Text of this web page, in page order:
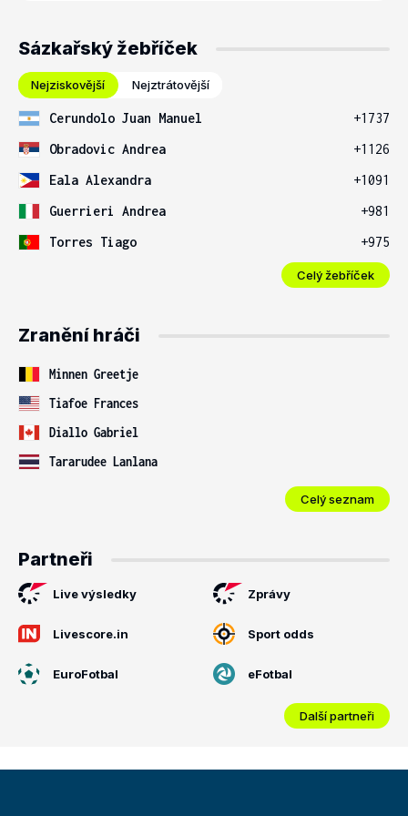
Sázkařský žebříček
Nejziskovější Nejztrátovější
Cerundolo Juan Manuel
+1737
Obradovic Andrea
+1126
Eala Alexandra
+1091
Guerrieri Andrea
+981
Torres Tiago
+975
Celý žebříček
Zranění hráči
Minnen Greetje
Tiafoe Frances
Diallo Gabriel
Tararudee Lanlana
Celý seznam
Partneři
Live výsledky Zprávy
Livescore.in Sport odds
EuroFotbal eFotbal
Další partneři